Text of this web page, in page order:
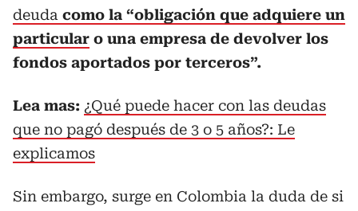
deuda como la “obligación que adquiere un
particular o una empresa de devolver los
fondos aportados por terceros”.
Lea mas: ¿Qué puede hacer con las deudas
que no pagó después de 3 o 5 años?: Le
explicamos
Sin embargo, surge en Colombia la duda de si